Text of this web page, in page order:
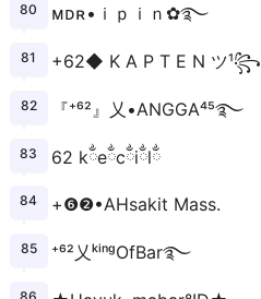
ᴍㅤᴅㅤʀ•ｉｐｉｎ✿࿐
+62◆ K A P T E N ツ¹꧂
『⁺⁶²』乂•ANGGA⁴⁵࿐
62 kྂeྂcྂiྂlྂ
+❻❷•AHsakit Mass.
⁺⁶²乂ᵏⁱⁿᵍOfBar࿐